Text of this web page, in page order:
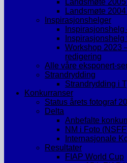
Landsmøte
Landsmøte
Inspirasjonshelger
Inspirasjonshelg
Workshop 2023
redigering
Alle våre eksponert-
Strandrydding
Strandrydding i
Konkurranser
Status årets fotograf
Delta
Anbefalte
NM i Foto
Internasjonale
Resultater
FIAP World Cup